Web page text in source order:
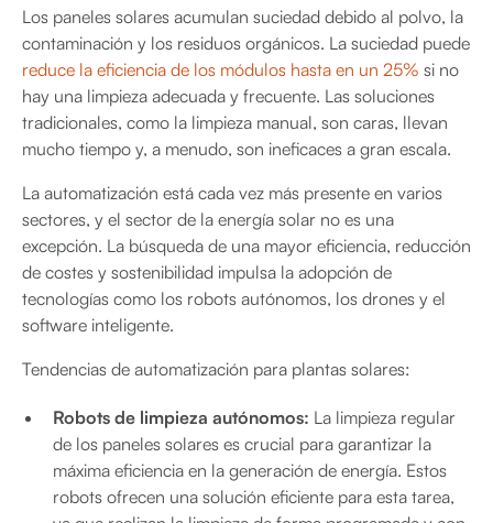
Los paneles solares acumulan suciedad debido al polvo, la
contaminación y los residuos orgánicos. La suciedad puede
reduce la eficiencia de los módulos hasta en un 25% si no
hay una limpieza adecuada y frecuente. Las soluciones
tradicionales, como la limpieza manual, son caras, llevan
mucho tiempo y, a menudo, son ineficaces a gran escala.
La automatización está cada vez más presente en varios
sectores, y el sector de la energía solar no es una
excepción. La búsqueda de una mayor eficiencia, reducción
de costes y sostenibilidad impulsa la adopción de
tecnologías como los robots autónomos, los drones y el
software inteligente.
Tendencias de automatización para plantas solares:
Robots de limpieza autónomos: La limpieza regular
de los paneles solares es crucial para garantizar la
máxima eficiencia en la generación de energía. Estos
robots ofrecen una solución eficiente para esta tarea,